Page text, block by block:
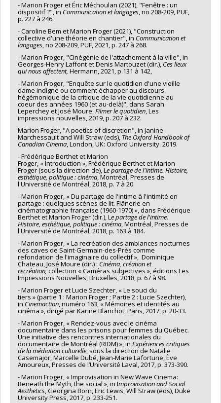
- Marion Froger et Éric Méchoulan (2021), "Fenêtre : un
dispositif ?", in Communication et langages, no 208-209, PUF,
p. 227 à 246.
- Caroline Bem et Marion Froger (2021), "Construction
collective d'une théorie en chantier", in Communication et
langages, no 208-209, PUF, 2021, p. 247 à 268.
- Marion Froger, "Cinégénie de l'attachement à la ville", in
Georges-Henry Laffont et Denis Martouzet (dir.), Ces lieux
qui nous affectent, Hermann, 2021, p.131 à 142,
- Marion Froger, "Enquête sur le quotidien d'une vieille
dame indigne ou comment échapper au discours
hégémonique de la critique de la vie quotidienne au
coeur des années 1960 (et au-delà)", dans Sarah
Leperchey et José Moure,Filmer le quotidien, Les
impressions nouvelles, 2019, p. 207 à 232.
Marion Froger, "A poetics of discretion", in Janine
Marchessault and Will Straw (eds), The Oxford Handbook of
Canadian Cinema, London, UK: Oxford University. 2019.
- Frédérique Berthet et Marion
Froger, « Introduction », Frédérique Berthet et Marion
Froger (sous la direction de), Le partage de l'intime. Histoire,
esthétique, politique : cinéma, Montréal, Presses de
l'Université de Montréal, 2018, p. 7 à 20.
- Marion Froger, « Du partage de l'intime à l'intimité en
partage : quelques scènes de lit. Flânerie en
cinématographie française (1960-1970) », dans Frédérique
Berthet et Marion Froger (dir.), Le partage de l'intime.
Histoire, esthétique, politique : cinéma, Montréal, Presses de
l'Université de Montréal, 2018, p. 163 à 184.
- Marion Froger, « La recréation des ambiances nocturnes
des caves de Saint-Germain-des-Près comme
refondation de l'imaginaire du collectif », Dominique
Chateau, José Moure (dir.) : Cinéma, création et
recréation,collection « Caméras subjectives », éditions Les
Impressions Nouvelles, Bruxelles, 2018, p. 67 à 98.
- Marion Froger et Lucie Szechter, « Le souci du
tiers » (partie 1 : Marion Froger ; Partie 2 : Lucie Szechter),
in Cinemaction, numéro 163, « Mémoires et identités au
cinéma », dirigé par Karine Blanchot, Paris, 2017, p. 20-33.
- Marion Froger, « Rendez-vous avec le cinéma
documentaire dans les prisons pour femmes du Québec.
Une initiative des rencontres internationales du
documentaire de Montréal (RIDM) », in Expériences critiques
de la médiation culturelle, sous la direction de Natalie
Casemajor, Marcelle Dubé, Jean-Marie Lafortune, Ève
Amoureux, Presses de l’Université Laval, 2017, p. 373-390.
- Marion Froger, « Improvisation in New Wave Cinema:
Beneath the Myth, the social », in Improvisation and Social
Aesthetics, Georgina Born, Eric Lewis, Will Straw (eds), Duke
University Press, 2017, p. 233-251.